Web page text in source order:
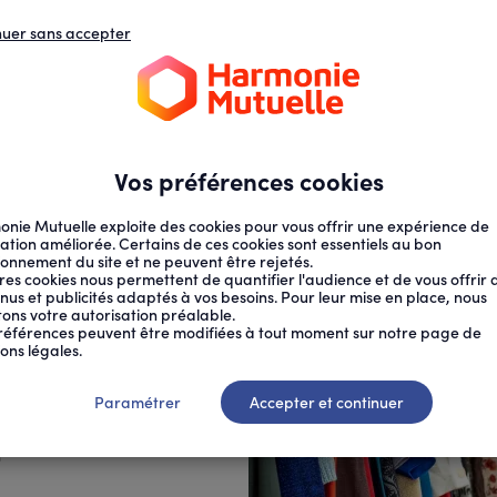
: ...
Vos préférences cookies
Mutuelle exploite des cookies pour vous offrir une expérience de
améliorée. Certains de ces cookies sont essentiels au bon
du site et ne peuvent être rejetés.
cookies nous permettent de quantifier l'audience et de vous offrir
et publicités adaptés à vos besoins. Pour leur mise en place, nous
votre autorisation préalable.
peuvent être modifiées à tout moment sur notre page de
légales.
sans accepter
Paramétrer Accepter et continuer